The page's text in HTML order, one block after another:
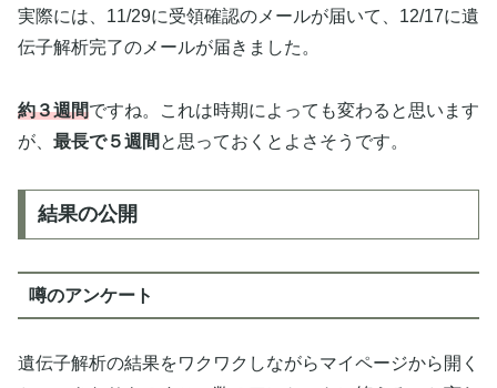
実際には、11/29に受領確認のメールが届いて、12/17に遺
伝子解析完了のメールが届きました。
約３週間ですね。これは時期によっても変わると思います
が、 最長で５週間 と思っておくとよさそうです。
結果の公開
噂のアンケート
遺伝子解析の結果をワクワクしながらマイページから開く